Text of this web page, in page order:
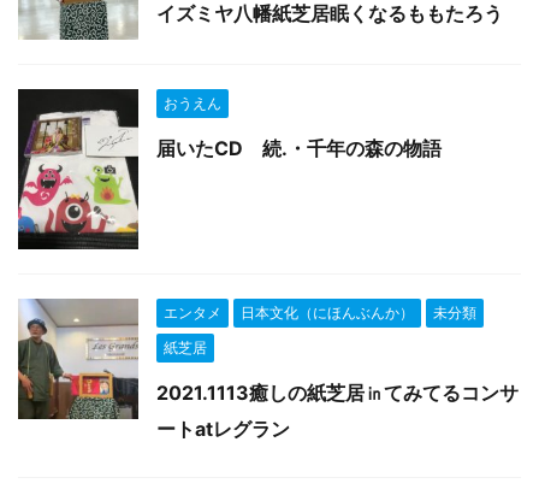
イズミヤ八幡紙芝居眠くなるももたろう
おうえん
届いたCD 続.・千年の森の物語
エンタメ 日本文化（にほんぶんか）
未分類
紙芝居
2021.1113癒しの紙芝居㏌てみてるコンサ
ートatレグラン